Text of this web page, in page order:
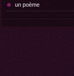
un poème